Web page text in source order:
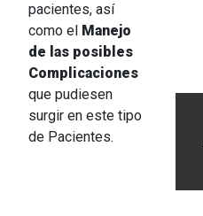
pacientes, así
como el Manejo
de las posibles
Complicaciones
que pudiesen
surgir en este tipo
de Pacientes.